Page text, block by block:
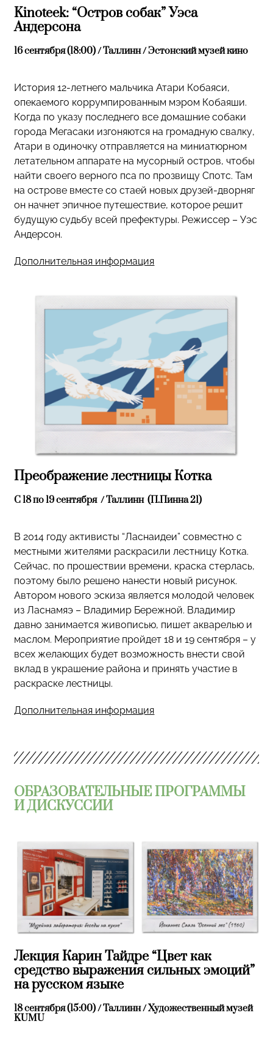
Kinoteek: “Остров собак” Уэса
Андерсона
16 сентября (18:00) / Таллинн / Эстонский музей кино
История 12-летнего мальчика Атари Кобаяси,
опекаемого коррумпированным мэром Кобаяши.
Когда по указу последнего все домашние собаки
города Мегасаки изгоняются на громадную свалку,
Атари в одиночку отправляется на миниатюрном
летательном аппарате на мусорный остров, чтобы
найти своего верного пса по прозвищу Спотс. Там
на острове вместе со стаей новых друзей-дворняг
он начнет эпичное путешествие, которое решит
будущую судьбу всей префектуры. Режиссер – Уэс
Андерсон.
Дополнительная информация
Преображение лестницы Котка
С 18 по 19 cентября / Таллинн (П.Пинна 21)
В 2014 году активисты “Ласнаидеи” совместно с
местными жителями раскрасили лестницу Котка.
Сейчас, по прошествии времени, краска стерлась,
поэтому было решено нанести новый рисунок.
Автором нового эскиза является молодой человек
из Ласнамяэ – Владимир Бережной. Владимир
давно занимается живописью, пишет акварелью и
маслом. Мероприятие пройдет 18 и 19 сентября – у
всех желающих будет возможность внести свой
вклад в украшение района и принять участие в
раскраске лестницы.
Дополнительная информация
ОБРАЗОВАТЕЛЬНЫЕ ПРОГРАММЫ
И ДИСКУССИИ
Лекция Карин Тайдре “Цвет как
средство выражения сильных эмоций”
на русском языке
18 сентября (15:00) / Таллинн / Художественный музей
KUMU